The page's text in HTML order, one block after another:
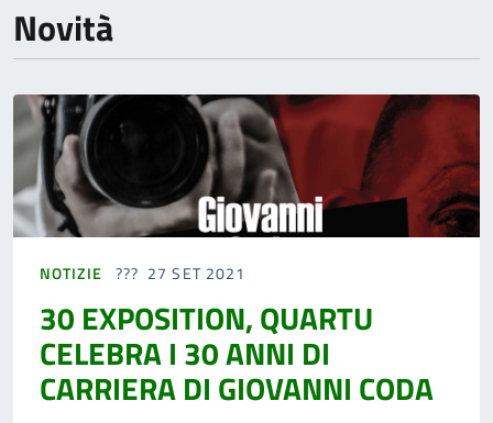
Novità
NOTIZIE 27 SET 2021
30 EXPOSITION, QUARTU
CELEBRA I 30 ANNI DI
CARRIERA DI GIOVANNI CODA